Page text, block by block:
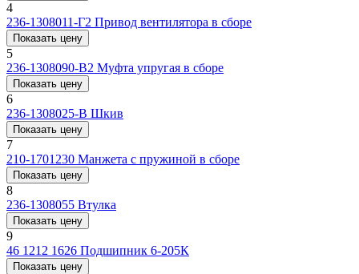
4
236-1308011-Г2 Привод вентилятора в сборе
Показать цену
5
236-1308090-В2 Муфта упругая в сборе
Показать цену
6
236-1308025-В Шкив
Показать цену
7
210-1701230 Манжета с пружиной в сборе
Показать цену
8
236-1308055 Втулка
Показать цену
9
46 1212 1626 Подшипник 6-205К
Показать цену